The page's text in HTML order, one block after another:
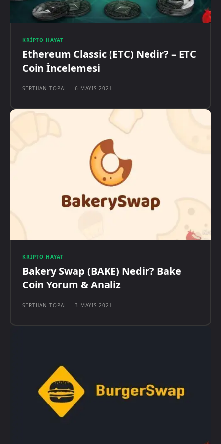
KRIPTO HAYAT
Ethereum Classic (ETC) Nedir? – ETC
Coin İncelemesi
SERTHAN TOPAL - 6 MAYIS 2021
KRIPTO HAYAT
Bakery Swap (BAKE) Nedir? Bake
Coin Yorum & Analiz
SERTHAN TOPAL - 3 MAYIS 2021